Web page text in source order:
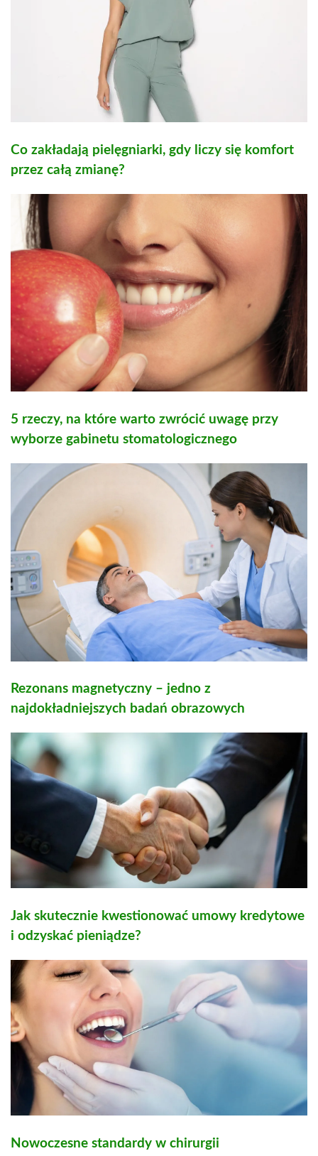
Co zakładają pielęgniarki, gdy liczy się komfort
przez całą zmianę?
5 rzeczy, na które warto zwrócić uwagę przy
wyborze gabinetu stomatologicznego
Rezonans magnetyczny – jedno z
najdokładniejszych badań obrazowych
Jak skutecznie kwestionować umowy kredytowe
i odzyskać pieniądze?
Nowoczesne standardy w chirurgii